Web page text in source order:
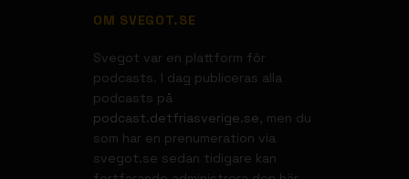
OM SVEGOT.SE
Svegot var en plattform för
podcasts. I dag publiceras alla
podcasts på
podcast.detfriasverige.se, men du
som har en prenumeration via
svegot.se sedan tidigare kan